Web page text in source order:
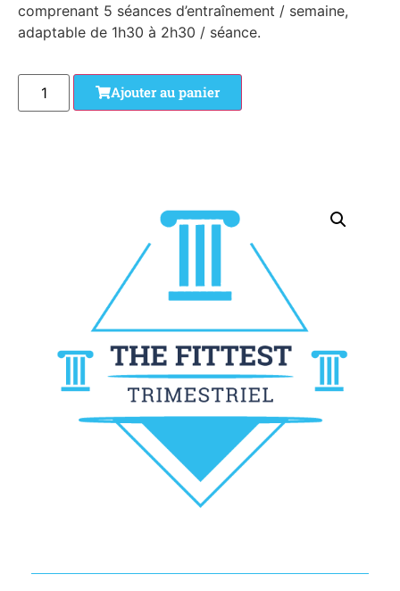
comprenant 5 séances d’entraînement / semaine,
adaptable de 1h30 à 2h30 / séance.
Ajouter au panier